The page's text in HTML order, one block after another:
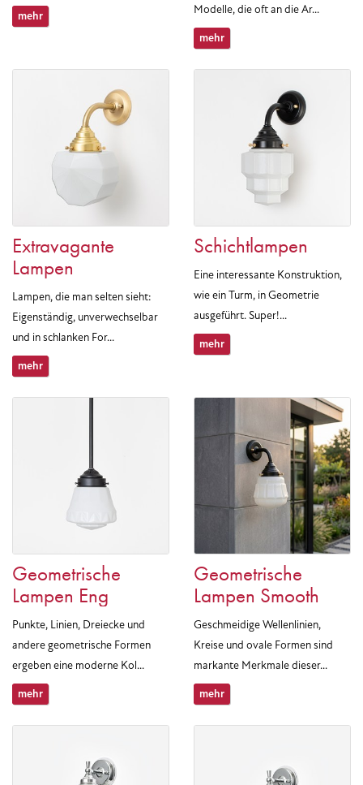
mehr
Modelle, die oft an die Ar...
mehr
Extravagante
Lampen
Lampen, die man selten sieht:
Eigenständig, unverwechselbar
und in schlanken For...
mehr
Schichtlampen
Eine interessante Konstruktion,
wie ein Turm, in Geometrie
ausgeführt. Super!...
mehr
Geometrische
Lampen Eng
Punkte, Linien, Dreiecke und
andere geometrische Formen
ergeben eine moderne Kol...
mehr
Geometrische
Lampen Smooth
Geschmeidige Wellenlinien,
Kreise und ovale Formen sind
markante Merkmale dieser...
mehr